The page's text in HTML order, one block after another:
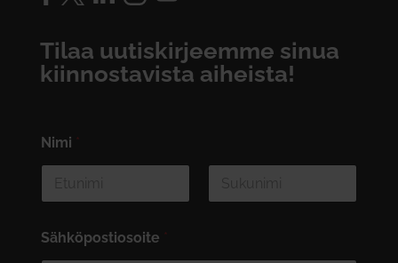
Tilaa uutiskirjeemme sinua
kiinnostavista aiheista!
Nimi *
Sähköpostiosoite *